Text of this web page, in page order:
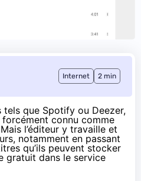
Internet 2 min
tels que Spotify ou Deezer,
forcément connu comme
l’éditeur y travaille et
notamment en passant
qu’ils peuvent stocker
gratuit dans le service